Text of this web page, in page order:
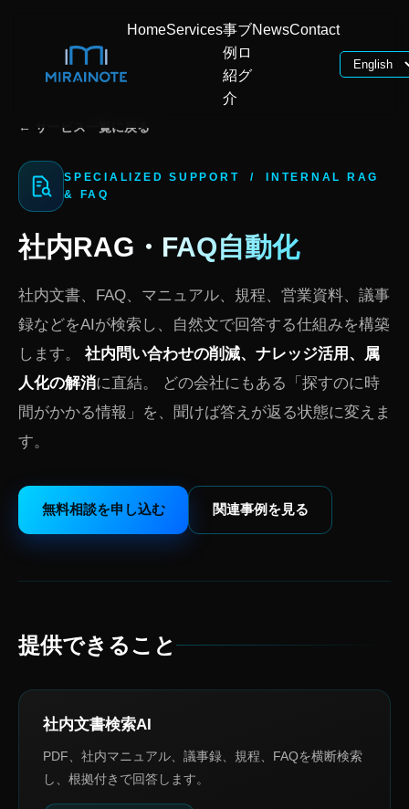
HomeServices事
例
紹
介
ブ
ロ
グ
NewsContact
← サービス一覧に戻る
SPECIALIZED SUPPORT / INTERNAL RAG
& FAQ
社内RAG・FAQ自動化
社内文書、FAQ、マニュアル、規程、営業資料、議事
録などをAIが検索し、自然文で回答する仕組みを構築
します。 社内問い合わせの削減、ナレッジ活用、属
人化の解消に直結。 どの会社にもある「探すのに時
間がかかる情報」を、聞けば答えが返る状態に変えま
す。
無料相談を申し込む 関連事例を見る
提供できること
社内文書検索AI
PDF、社内マニュアル、議事録、規程、FAQを横断検索
し、根拠付きで回答します。